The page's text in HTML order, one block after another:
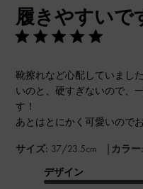
履きやすいで
靴擦れなど心配していまし
いのと、硬すぎないので、
す！
あとはとにかく可愛いので
サイズ: 37/23.5cm | カラー:
デザイン